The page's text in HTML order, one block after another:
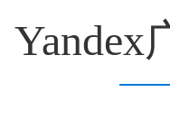
Yandex